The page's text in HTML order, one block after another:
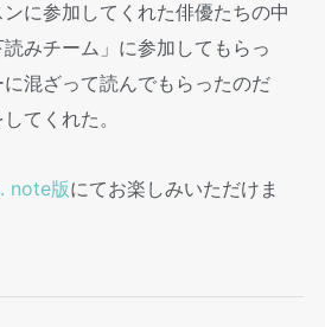
に参加してくれた俳優たちの中
みチーム」に参加してもらっ
混ざって読んでもらったのだ
てくれた。
note版にてお楽しみいただけま